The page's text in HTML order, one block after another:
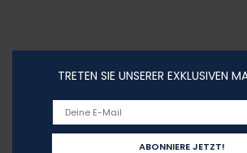
TRETEN SIE UNSERER EXKLUSIVEN